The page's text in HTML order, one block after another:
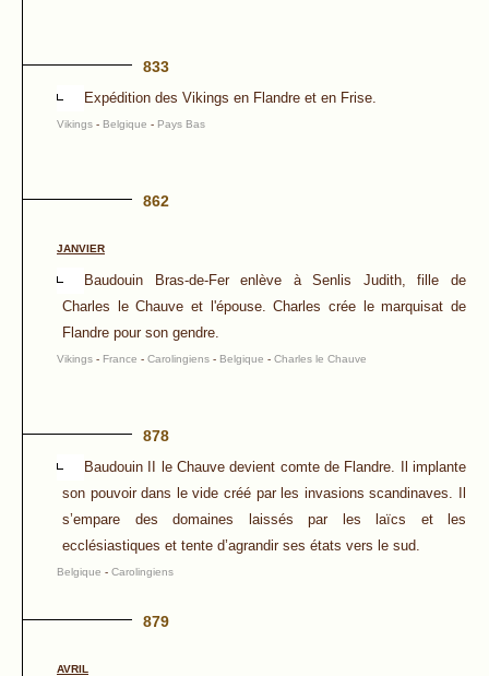
833
Expédition des Vikings en Flandre et en Frise.
Vikings - Belgique - Pays Bas
862
JANVIER
Baudouin Bras-de-Fer enlève à Senlis Judith, fille de
Charles le Chauve et l'épouse. Charles crée le marquisat de
Flandre pour son gendre.
Vikings - France - Carolingiens - Belgique - Charles le Chauve
878
Baudouin II le Chauve devient comte de Flandre. Il implante
son pouvoir dans le vide créé par les invasions scandinaves. Il
s’empare des domaines laissés par les laïcs et les
ecclésiastiques et tente d’agrandir ses états vers le sud.
Belgique - Carolingiens
879
AVRIL